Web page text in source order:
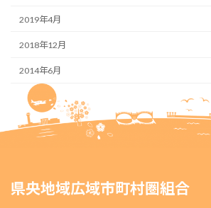
2019年4月
2018年12月
2014年6月
県央地域広域市町村圏組合